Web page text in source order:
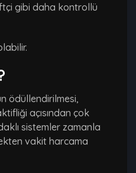
gibi daha kontrollü
ödüllendirilmesi,
açısından çok
sistemler zamanla
vakit harcama